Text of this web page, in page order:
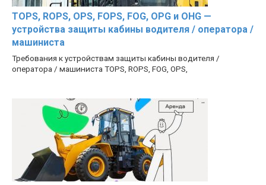
TOPS, ROPS, OPS, FOPS, FOG, OPG и OHG —
устройства защиты кабины водителя / оператора /
машиниста
Требования к устройствам защиты кабины водителя /
оператора / машиниста TOPS, ROPS, FOG, OPS,